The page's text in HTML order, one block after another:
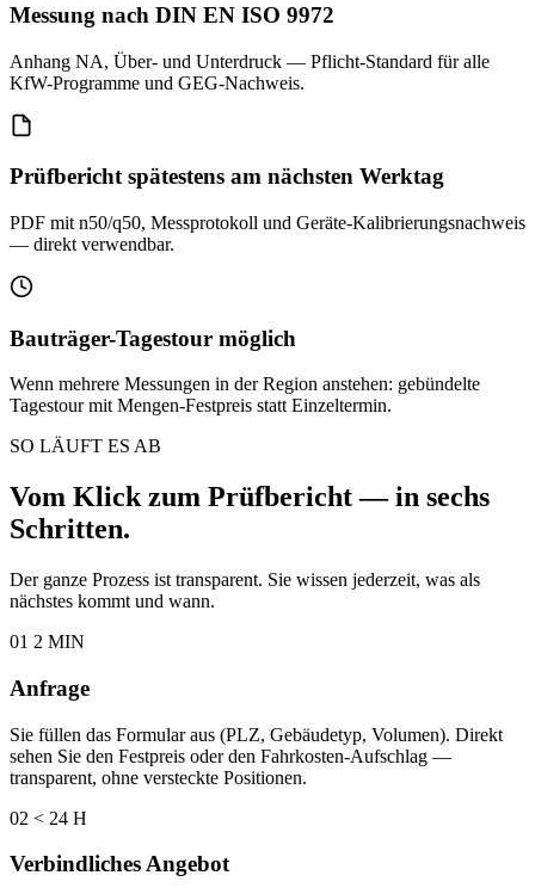
Messung nach DIN EN ISO 9972
Anhang NA, Über- und Unterdruck — Pflicht-Standard für alle
KfW-Programme und GEG-Nachweis.
Prüfbericht spätestens am nächsten Werktag
PDF mit n50/q50, Messprotokoll und Geräte-Kalibrierungsnachweis
— direkt verwendbar.
Bauträger-Tagestour möglich
Wenn mehrere Messungen in der Region anstehen: gebündelte
Tagestour mit Mengen-Festpreis statt Einzeltermin.
SO LÄUFT ES AB
Vom Klick zum Prüfbericht — in sechs
Schritten.
Der ganze Prozess ist transparent. Sie wissen jederzeit, was als
nächstes kommt und wann.
01 2 MIN
Anfrage
Sie füllen das Formular aus (PLZ, Gebäudetyp, Volumen). Direkt
sehen Sie den Festpreis oder den Fahrkosten-Aufschlag —
transparent, ohne versteckte Positionen.
02 < 24 H
Verbindliches Angebot